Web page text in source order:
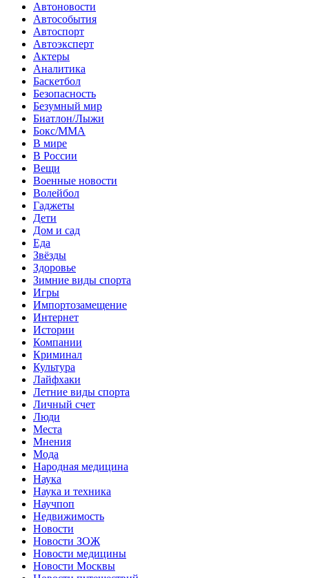
Автоновости
Автособытия
Автоспорт
Автоэксперт
Актеры
Аналитика
Баскетбол
Безопасность
Безумный мир
Биатлон/Лыжи
Бокс/MMA
В мире
В России
Вещи
Военные новости
Волейбол
Гаджеты
Дети
Дом и сад
Еда
Звёзды
Здоровье
Зимние виды спорта
Игры
Импортозамещение
Интернет
Истории
Компании
Криминал
Культура
Лайфхаки
Летние виды спорта
Личный счет
Люди
Места
Мнения
Мода
Народная медицина
Наука
Наука и техника
Научпоп
Недвижимость
Новости
Новости ЗОЖ
Новости медицины
Новости Москвы